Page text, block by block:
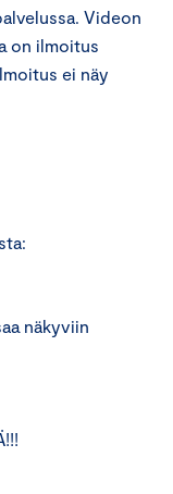
Videon
on ilmoitus
ei näy
näkyviin